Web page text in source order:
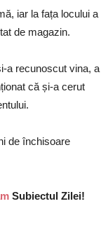
iar la fața locului a
de magazin.
a recunoscut vina, a
că și-a cerut
de închisoare
Subiectul Zilei!